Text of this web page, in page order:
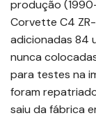
produção
Corvette C4
adicionadas 84
nunca
para testes na
foram
saiu da fábrica